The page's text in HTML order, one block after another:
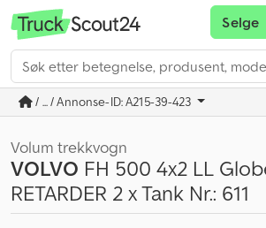
Selge
/ ... / Annonse-ID: A215-39-423
Volum trekkvogn
VOLVO FH 500 4x2 LL
RETARDER 2 x Tank Nr.: 611